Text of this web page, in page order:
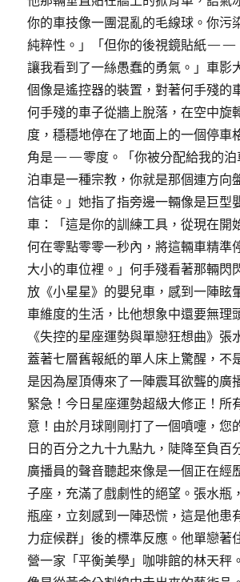
你的車技像一團混亂的毛線球。你污
純粹性。」「但你的後視鏡貼紙——
讓我看到了一絲愚蠢的勇氣。」車影
個像是遙控器的裝置，對著何手殘的
何手殘的車子從牆上脫落，在空中旋
度，穩穩地停在了地面上的一個停車
角是——零度。「你被分配給我的泊
泊車是一種宗教，你就是那個連方向
信徒。」她指了指旁邊一輛像是巨型
車：「這是你的訓練工具，從現在開
何在零點零零一秒內，將這輛車精準
大小的車位裡。」何手殘看著那輛閃
放《小星星》的嬰兒車，感到一陣眩
車維度的生活，比他想象中還要無理
《失控的星座運勢與單戀狂想曲》張
蓋著七層舊報紙的單人床上驚醒，不
是因為屋頂傳來了一陣震耳欲聾的廣
緊急！今日星座運勢超級大修正！所
意！由於月球剛剛打了一個噴嚏，您
日的百分之九十九點九，陡降至負百
廣播員的聲音聽起來像是一個正在經
子座，充滿了戲劇性的絕望。張水瓶
瓶座，立刻感到一陣恐慌，這是他患
力症候群」後的標準反應。他單戀著
營一家「平衡美學」咖啡館的林天秤